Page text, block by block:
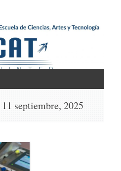
Ciencias,
11 septiembre, 2025